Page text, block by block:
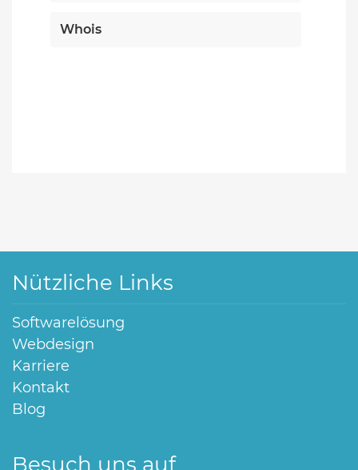
Whois
Nützliche Links
Softwarelösung
Webdesign
Karriere
Kontakt
Blog
Besuch uns auf